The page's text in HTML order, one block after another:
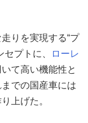
りを実現する“プ
プトに、
ローレ
て高い機能性と
での国産車には
上げた。